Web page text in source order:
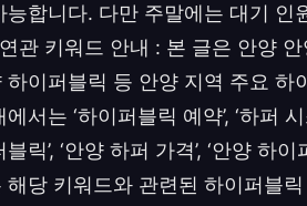
능합니다. 다만 주말에는 대기
관 키워드 안내 : 본 글은 안양
이퍼블릭 등 안양 지역 주요 하
서는 ‘하이퍼블릭 예약’, ‘하퍼 시
블릭’, ‘안양 하퍼 가격’, ‘안양 하
당 키워드와 관련된 하이퍼블